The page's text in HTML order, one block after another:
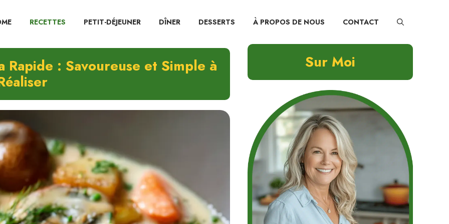
RECETTES PETIT-DÉJEUNER DÎNER DESSERTS À PROPOS DE NOUS CONTACT
Rapide : Savoureuse et Simple à
Sur Moi